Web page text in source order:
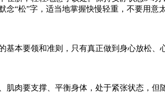
念“松”字，适当地掌握快慢轻重，不要用意
基本要领和准则，只有真正做到身心放松
肌肉要支撑、平衡身体，处于紧张状态，